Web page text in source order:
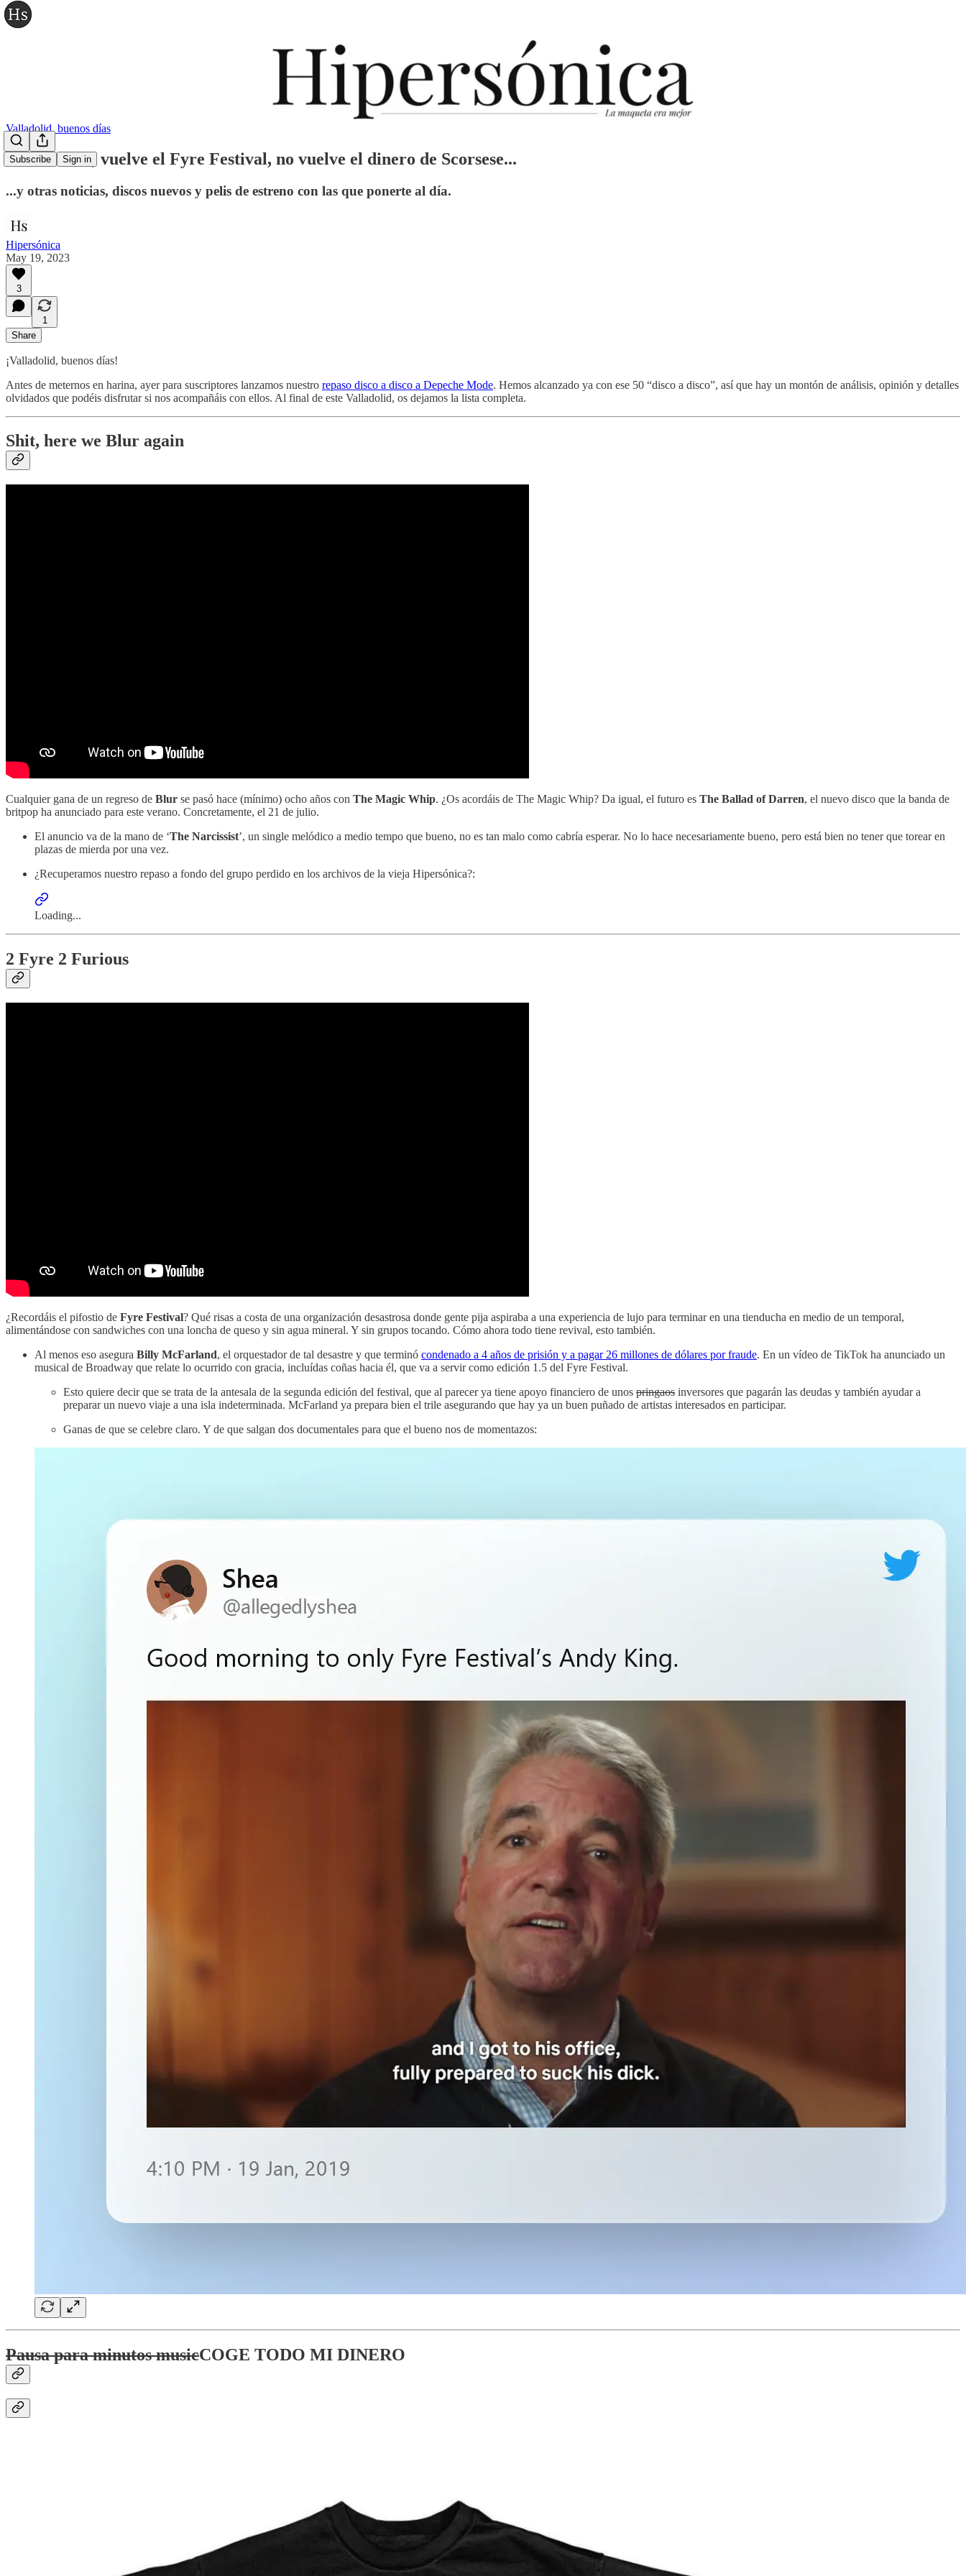
Subscribe Sign in
Valladolid, buenos días
Vuelve Blur, vuelve el Fyre Festival, no vuelve el dinero de Scorsese...
...y otras noticias, discos nuevos y pelis de estreno con las que ponerte al día.
Hipersónica
May 19, 2023
3
1
Share
¡Valladolid, buenos días!
Antes de meternos en harina, ayer para suscriptores lanzamos nuestro repaso disco a disco a Depeche Mode. Hemos alcanzado ya con ese 50 “disco a disco”, así que hay un montón de análisis, opinión y detalles
olvidados que podéis disfrutar si nos acompañáis con ellos. Al final de este Valladolid, os dejamos la lista completa.
Shit, here we Blur again
Cualquier gana de un regreso de Blur se pasó hace (mínimo) ocho años con The Magic Whip. ¿Os acordáis de The Magic Whip? Da igual, el futuro es The Ballad of Darren, el nuevo disco que la banda de
britpop ha anunciado para este verano. Concretamente, el 21 de julio.
El anuncio va de la mano de ‘The Narcissist’, un single melódico a medio tempo que bueno, no es tan malo como cabría esperar. No lo hace necesariamente bueno, pero está bien no tener que torear en
plazas de mierda por una vez.
¿Recuperamos nuestro repaso a fondo del grupo perdido en los archivos de la vieja Hipersónica?:
Loading...
2 Fyre 2 Furious
¿Recordáis el pifostio de Fyre Festival? Qué risas a costa de una organización desastrosa donde gente pija aspiraba a una experiencia de lujo para terminar en una tienducha en medio de un temporal,
alimentándose con sandwiches con una loncha de queso y sin agua mineral. Y sin grupos tocando. Cómo ahora todo tiene revival, esto también.
Al menos eso asegura Billy McFarland, el orquestador de tal desastre y que terminó condenado a 4 años de prisión y a pagar 26 millones de dólares por fraude. En un vídeo de TikTok ha anunciado un
musical de Broadway que relate lo ocurrido con gracia, incluídas coñas hacia él, que va a servir como edición 1.5 del Fyre Festival.
Esto quiere decir que se trata de la antesala de la segunda edición del festival, que al parecer ya tiene apoyo financiero de unos pringaos inversores que pagarán las deudas y también ayudar a
preparar un nuevo viaje a una isla indeterminada. McFarland ya prepara bien el trile asegurando que hay ya un buen puñado de artistas interesados en participar.
Ganas de que se celebre claro. Y de que salgan dos documentales para que el bueno nos de momentazos:
Pausa para minutos musicCOGE TODO MI DINERO